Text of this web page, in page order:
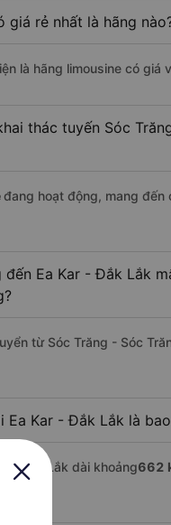
giá rẻ nhất là hãng
là hãng limousine có giá
thác tuyến Sóc
đang hoạt động, mang đến
Ea Kar - Đắk Lắk
từ Sóc Trăng - Sóc
Kar - Đắk Lắk là
- Đắk Lắk dài khoảng662